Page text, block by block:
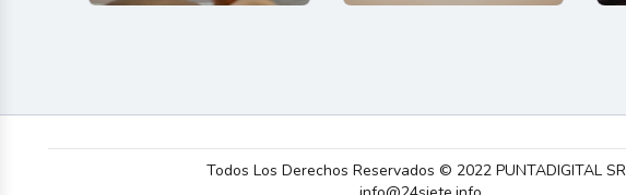
Todos Los Derechos Reservados © 2022 PUNTADIGITAL